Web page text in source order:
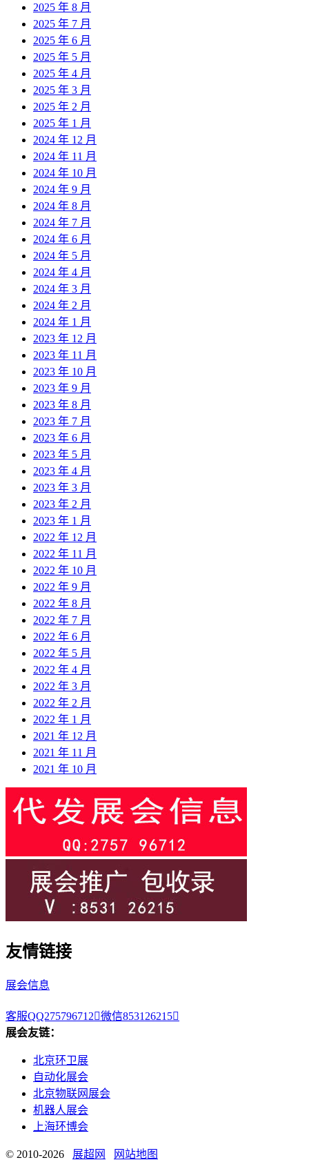
2025 年 8 月
2025 年 7 月
2025 年 6 月
2025 年 5 月
2025 年 4 月
2025 年 3 月
2025 年 2 月
2025 年 1 月
2024 年 12 月
2024 年 11 月
2024 年 10 月
2024 年 9 月
2024 年 8 月
2024 年 7 月
2024 年 6 月
2024 年 5 月
2024 年 4 月
2024 年 3 月
2024 年 2 月
2024 年 1 月
2023 年 12 月
2023 年 11 月
2023 年 10 月
2023 年 9 月
2023 年 8 月
2023 年 7 月
2023 年 6 月
2023 年 5 月
2023 年 4 月
2023 年 3 月
2023 年 2 月
2023 年 1 月
2022 年 12 月
2022 年 11 月
2022 年 10 月
2022 年 9 月
2022 年 8 月
2022 年 7 月
2022 年 6 月
2022 年 5 月
2022 年 4 月
2022 年 3 月
2022 年 2 月
2022 年 1 月
2021 年 12 月
2021 年 11 月
2021 年 10 月
友情链接
展会信息
客服QQ275796712微信853126215
展会友链：
北京环卫展
自动化展会
北京物联网展会
机器人展会
上海环博会
© 2010-2026 展超网 网站地图